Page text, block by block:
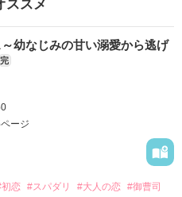
ススメ
幼なじみの甘い溺愛から逃げ
完
ージ
恋 #スパダリ #大人の恋 #御曹司